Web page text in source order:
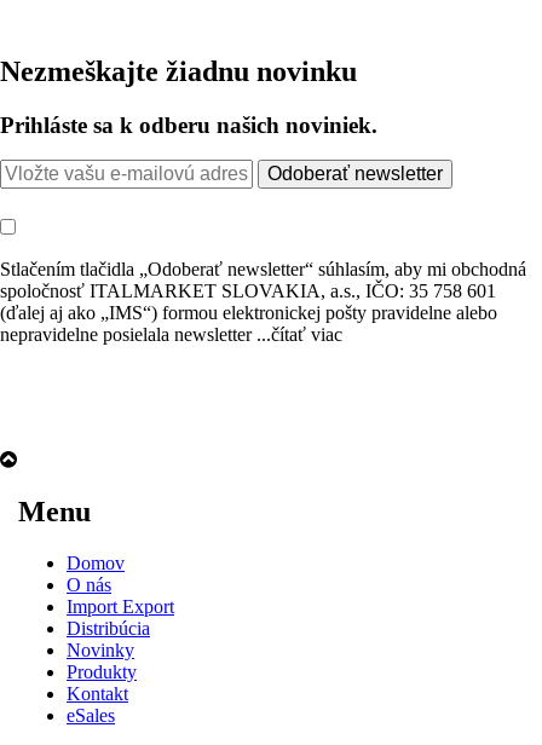
Nezmeškajte žiadnu novinku
Prihláste sa k odberu našich noviniek.
Odoberať newsletter
Stlačením tlačidla „Odoberať newsletter“ súhlasím, aby mi obchodná
spoločnosť ITALMARKET SLOVAKIA, a.s., IČO: 35 758 601
(ďalej aj ako „IMS“) formou elektronickej pošty pravidelne alebo
nepravidelne posielala newsletter ...čítať viac
Menu
Domov
O nás
Import Export
Distribúcia
Novinky
Produkty
Kontakt
eSales